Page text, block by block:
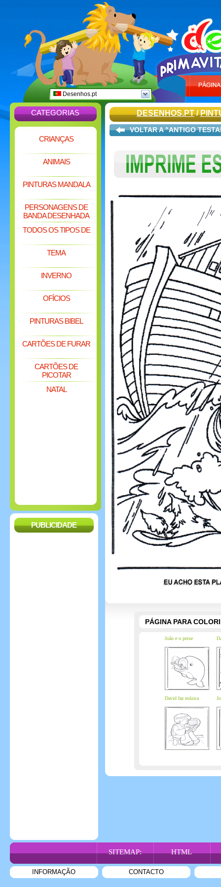
Desenhos.pt
CATEGORIAS
CRIANÇAS
ANIMAIS
PINTURAS MANDALA
PERSONAGENS DE
BANDA DESENHADA
TODOS OS TIPOS DE
TEMA
INVERNO
OFÍCIOS
PINTURAS BIBEL
CARTÕES DE FURAR
CARTÕES DE
PICOTAR
NATAL
PUBLICIDADE
DESENHOS.PT/
VOLTAR A "ANTIGO
PÁGINA PARA
João e o peixe
David faz música
SITEMAP: HTML
INFORMAÇÃO CONTACTO